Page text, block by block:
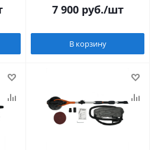
7 900руб./шт
В корзину